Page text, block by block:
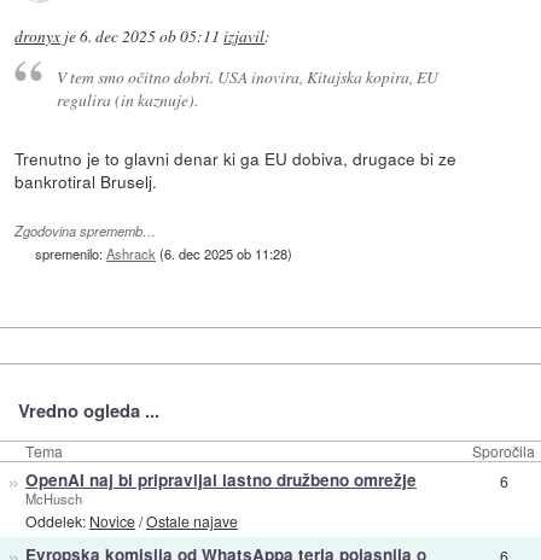
dronyx je6. dec 2025 ob 05:11 izjavil:
V tem smo očitno dobri. USA inovira, Kitajska kopira, EU
regulira (in kaznuje).
Trenutno je to glavni denar ki ga EU dobiva, drugace bi ze
bankrotiral Bruselj.
Zgodovina sprememb…
spremenilo:Ashrack (6. dec 2025 ob 11:28)
Vredno ogleda ...
Tema Sporočila
» OpenAI naj bi pripravljal lastno družbeno omrežje
McHusch
Oddelek: Novice/Ostale najave
6
Evropska komisija od WhatsAppa terja pojasnila o 6